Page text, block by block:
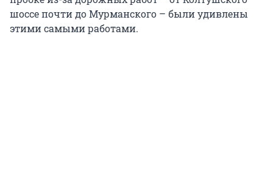
шоссе почти до Мурманского – были удивлены
этими самыми работами.